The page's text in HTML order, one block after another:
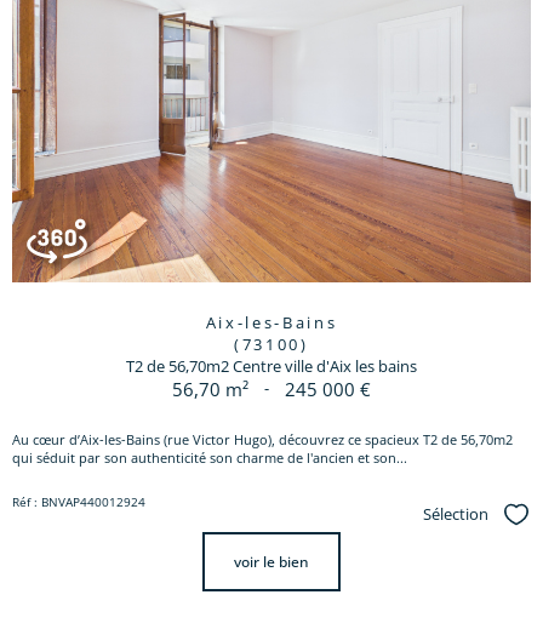
Aix-les-Bains
(73100)
T2 de 56,70m2 Centre ville d'Aix les bains
56,70 m² - 245 000 €
Au cœur d’Aix-les-Bains (rue Victor Hugo), découvrez ce spacieux T2 de 56,70m2
qui séduit par son authenticité son charme de l'ancien et son...
Réf : BNVAP440012924
Sélection
voir le bien